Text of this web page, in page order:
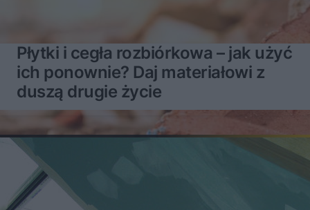
Płytki i cegła rozbiórkowa – jak użyć
ich ponownie? Daj materiałowi z
duszą drugie życie